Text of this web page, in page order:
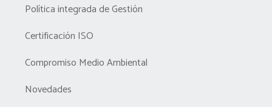
Política integrada de Gestión
Certificación ISO
Compromiso Medio Ambiental
Novedades